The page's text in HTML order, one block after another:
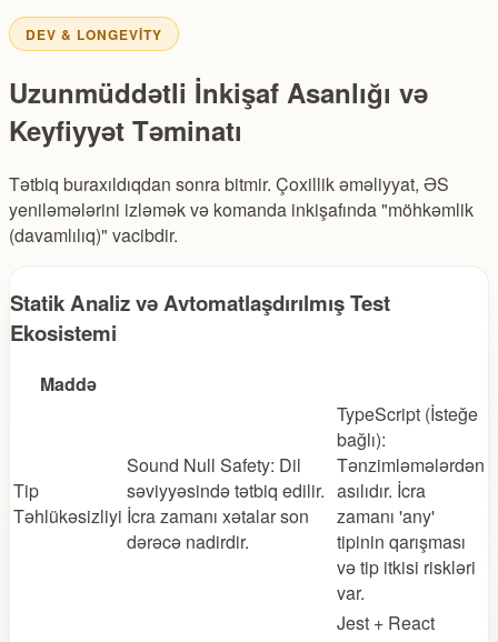
DEV & LONGEVITY
Uzunmüddətli İnkişaf Asanlığı və
Keyfiyyət Təminatı
Tətbiq buraxıldıqdan sonra bitmir. Çoxillik əməliyyat, ƏS
yeniləmələrini izləmək və komanda inkişafında "möhkəmlik
(davamlılıq)" vacibdir.
Statik Analiz və Avtomatlaşdırılmış Test
Ekosistemi
Maddə
Tip
Təhlükəsizliyi
Sound Null Safety: Dil
səviyyəsində tətbiq edilir.
İcra zamanı xətalar son
dərəcə nadirdir.
TypeScript (İsteğe
bağlı):
Tənzimləmələrdən
asılıdır. İcra
zamanı 'any'
tipinin qarışması
və tip itkisi riskləri
var.
Jest + React